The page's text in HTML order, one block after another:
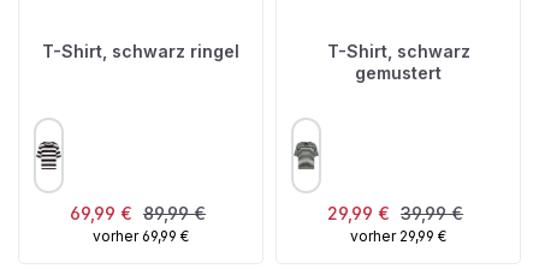
T-Shirt, schwarz ringel
FARBE
Verkaufspreis:
69,99 € Regulärer Preis:
89,99 €
vorher 69,99 €
T-Shirt, schwarz
gemustert
FARBE
Verkaufspreis:
29,99 € Regulärer Preis:
39,99 €
vorher 29,99 €